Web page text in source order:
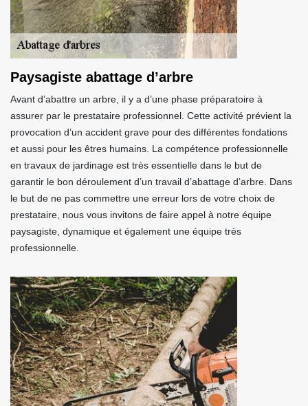
Paysagiste abattage d’arbre
Avant d’abattre un arbre, il y a d’une phase préparatoire à
assurer par le prestataire professionnel. Cette activité prévient la
provocation d’un accident grave pour des différentes fondations
et aussi pour les êtres humains. La compétence professionnelle
en travaux de jardinage est très essentielle dans le but de
garantir le bon déroulement d’un travail d’abattage d’arbre. Dans
le but de ne pas commettre une erreur lors de votre choix de
prestataire, nous vous invitons de faire appel à notre équipe
paysagiste, dynamique et également une équipe très
professionnelle.